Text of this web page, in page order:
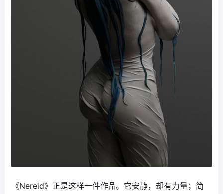
《Nereid》正是这样一件作品。它安静，却有力量；简